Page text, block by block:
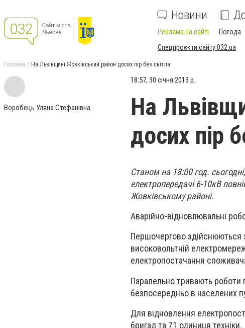
Новини
Реклама на сайті Погода
Спецпроєкти сайту 032.ua
Головна На Львівщині Жовківський район досих пір без світла
Воробець Уляна Стефанівна
18:57, 30 січня 2013 р.
На
досих пір
Cтаном на 18:00 год.
електропередачі 6-10кВ
Жовківському районі.
Аварійно-відновлювальні
Першочергово здійснюються
високовольтній
електропостачання
Паралельно тривають роботи
безпосередньо в населених
Для відновлення
бригад та 71 одиниця техніки.